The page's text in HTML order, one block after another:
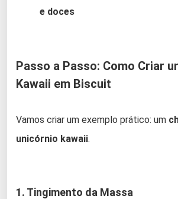
e doces
Passo a Passo: Como Criar
Kawaii em Biscuit
Vamos criar um exemplo prático: um
unicórnio kawaii.
1. Tingimento da Massa